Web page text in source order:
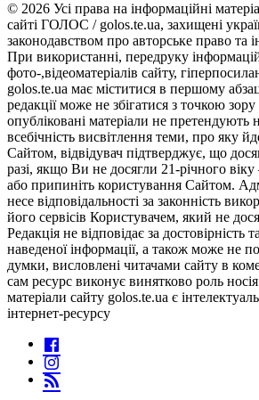
© 2026 Усі права на інформаційні
сайті ГОЛОС / golos.te.ua, захищені
законодавством про авторське право та
При використанні, передруку
фото-,відеоматеріалів сайту,
golos.te.ua має міститися в першому
редакції може не збігатися з точкою зору
опубліковані матеріали не претендують
всебічність висвітлення теми, про яку
Сайтом, відвідувач підтверджує, що
разі, якщо Ви не досягли 21-річного
або припиніть користування Сайтом.
несе відповідальності за законність
його сервісів Користувачем, який не
Редакція не відповідає за достовірність
наведеної інформації, а також може не
думки, висловлені читачами сайту в
сам ресурс виконує винятково роль
матеріали сайту golos.te.ua є
інтернет-ресурсу